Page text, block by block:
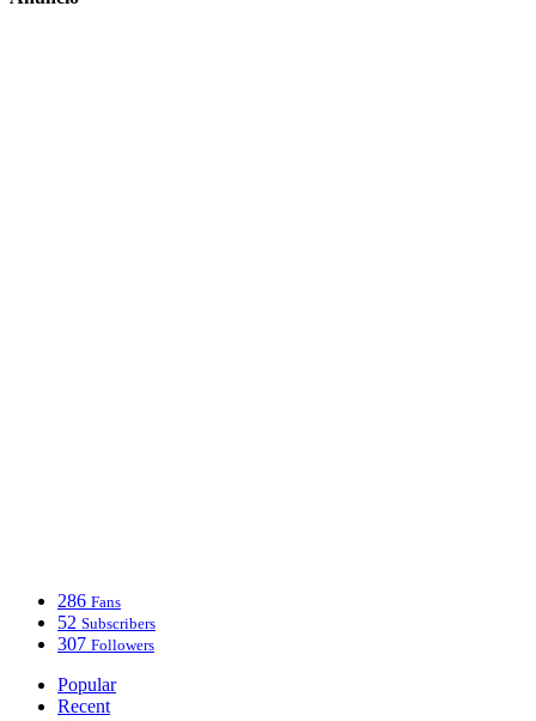
286 Fans
52 Subscribers
307 Followers
Popular
Recent